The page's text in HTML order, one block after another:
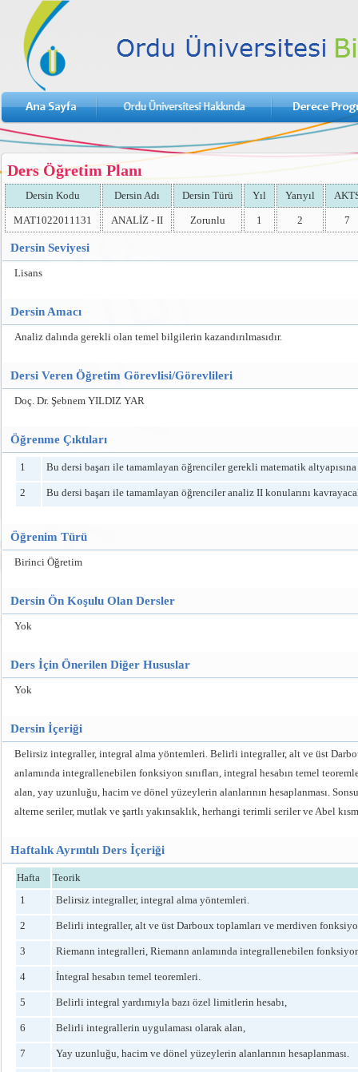
Ders Öğretim Planı
Dersin Kodu Dersin Adı Dersin Türü Yıl Yarıyıl
MAT1022011131 ANALİZ - II Zorunlu 1 2 7
Dersin Seviyesi
Lisans
Dersin Amacı
Analiz dalında gerekli olan temel bilgilerin kazandırılmasıdır.
Dersi Veren Öğretim Görevlisi/Görevlileri
Doç. Dr. Şebnem YILDIZ YAR
Öğrenme Çıktıları
1 Bu dersi başarı ile tamamlayan öğrenciler gerekli matematik
2 Bu dersi başarı ile tamamlayan öğrenciler analiz II konularını
Öğrenim Türü
Birinci Öğretim
Dersin Ön Koşulu Olan Dersler
Yok
Ders İçin Önerilen Diğer Hususlar
Yok
Dersin İçeriği
Belirsiz integraller, integral alma yöntemleri. Belirli integraller, alt ve üst
anlamında integrallenebilen fonksiyon sınıfları, integral hesabın temel
alan, yay uzunluğu, hacim ve dönel yüzeylerin alanlarının hesaplanması.
alterne seriler, mutlak ve şartlı yakınsaklık, herhangi terimli seriler ve Abel
Haftalık Ayrıntılı Ders İçeriği
Hafta
Teorik
1
Belirsiz integraller, integral alma yöntemleri.
2 Belirli integraller, alt ve üst Darboux toplamları ve merdiven
3 Riemann integralleri, Riemann anlamında integrallenebilen fonksiyon
4 İntegral hesabın temel teoremleri.
5 Belirli integral yardımıyla bazı özel limitlerin hesabı,
6 Belirli integrallerin uygulaması olarak alan,
7 Yay uzunluğu, hacim ve dönel yüzeylerin alanlarının hesaplanması.